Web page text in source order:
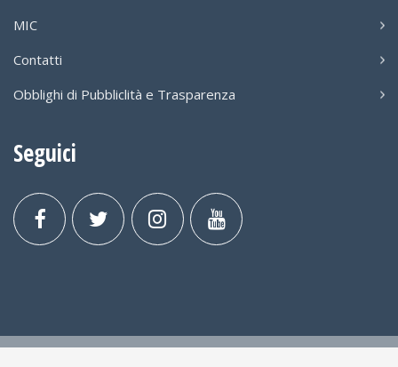
MIC
Contatti
Obblighi di Pubbliclità e Trasparenza
Seguici